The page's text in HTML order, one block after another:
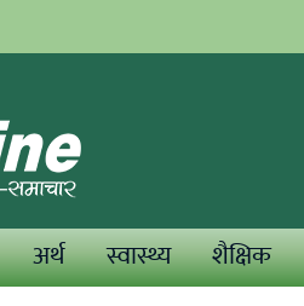
अर्थ स्वास्थ्य शैक्षिक